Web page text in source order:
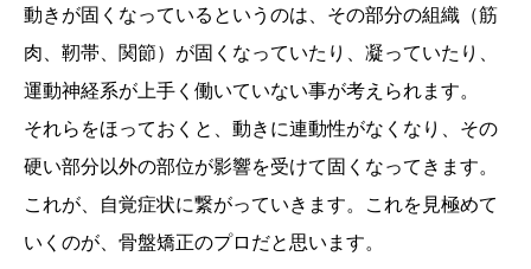
動きが固くなっているというのは、その部分の組織（筋
肉、靭帯、関節）が固くなっていたり、凝っていたり、
運動神経系が上手く働いていない事が考えられます。
それらをほっておくと、動きに連動性がなくなり、その
硬い部分以外の部位が影響を受けて固くなってきます。
これが、自覚症状に繋がっていきます。これを見極めて
いくのが、骨盤矯正のプロだと思います。